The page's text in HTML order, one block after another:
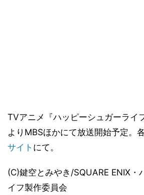
TVアニメ『ハッピーシュガーライ
よりMBSほかにて放送開始予定。
サイト にて。
(C)鍵空とみやき/SQUARE ENIX・
イフ製作委員会